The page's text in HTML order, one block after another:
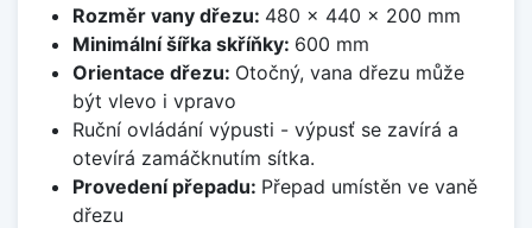
Rozměr vany dřezu: 480 x 440 x 200 mm
Minimální šířka skříňky: 600 mm
Orientace dřezu: Otočný, vana dřezu může
být vlevo i vpravo
Ruční ovládání výpusti - výpusť se zavírá a
otevírá zamáčknutím sítka.
Provedení přepadu: Přepad umístěn ve vaně
dřezu